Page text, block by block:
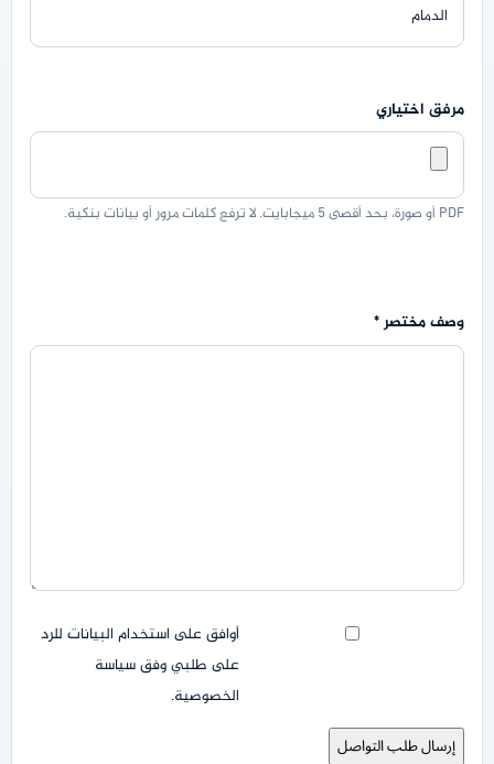
مرفق اختياري
PDF أو صورة، بحد أقصى 5 ميجابايت. لا ترفع كلمات مرور أو بيانات بنكية.
وصف مختصر*
أوافق على استخدام البيانات للرد
على طلبي وفق سياسة
الخصوصية.
إرسال طلب التواصل